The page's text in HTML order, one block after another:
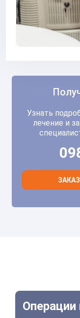
Узнать
лечение и
Операции при
Операции